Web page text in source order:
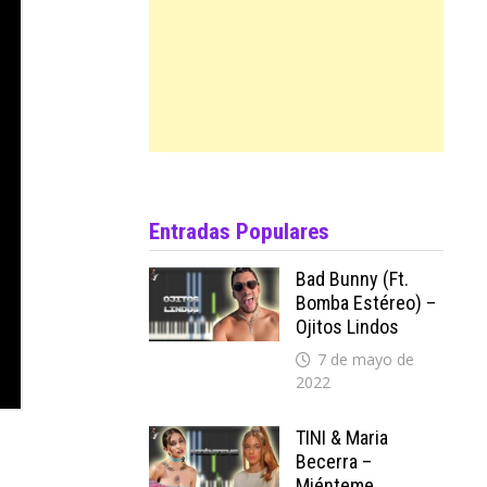
Entradas Populares
Bad Bunny (ft.
Bomba Estéreo) –
Ojitos Lindos
7 de mayo de
2022
TINI & Maria
Becerra –